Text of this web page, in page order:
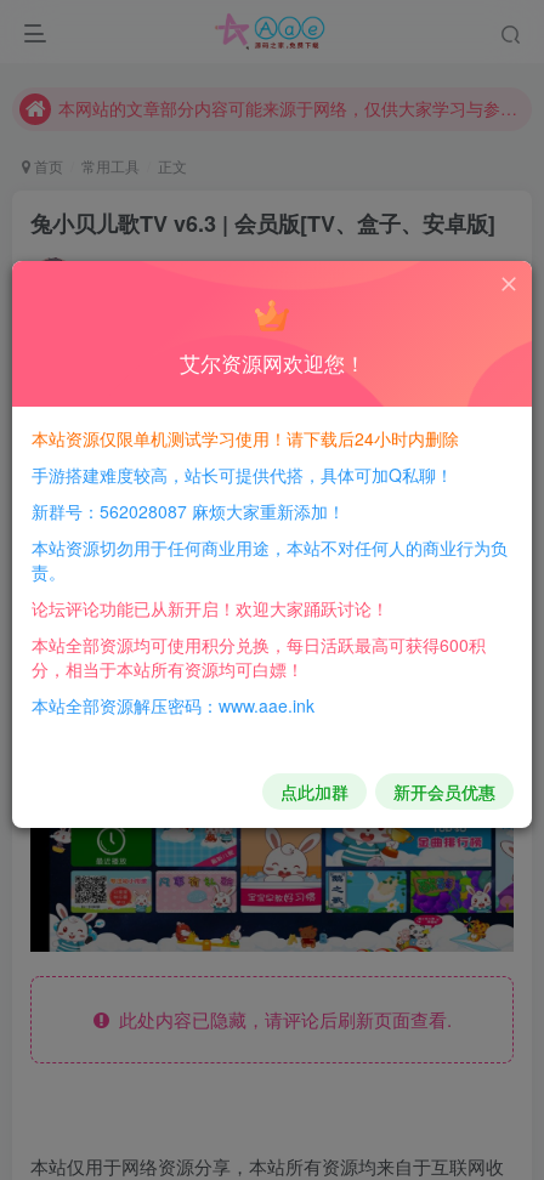
现在赞助会员享受专属折扣，详情点击此条公告。
本网站的文章部分内容可能来源于网络，仅供大家学习与参考，如有侵权，请联系站长QQ466107887进行删除处理。
首页 常用工具 正文
兔小贝儿歌TV v6.3 | 会员版[TV、盒子、安卓版]
关注
每日活跃最高可获得600积分！所有资源可以使用
积分免费兑换！
兔小贝儿歌TV(包名：com.yxeee.tuxiaobei.tv)是一款教
育类的盒子软件，具备全国著名原画设计师、以可爱小兔子
为形象，将海量儿歌、故事、古诗融入于生动有趣的原创动
画中，并同时置入有一定的启蒙益智场景的最贴心符的儿童
早教视频动画软件，是千万家长使用后一致推崇的儿童教育
神器—兔小贝儿歌。
软件已解除会员，需扫码登陆。
此处内容已隐藏，请评论后刷新页面查看.
本站仅用于网络资源分享，本站所有资源均来自于互联网收
艾尔资源网欢迎您！
本站资源仅限单机测试学习使用！请下载后24小时内删除
手游搭建难度较高，站长可提供代搭，具体可加Q私聊！
新群号：562028087 麻烦大家重新添加！
本站资源切勿用于任何商业用途，本站不对任何人的商业行为负
责。
论坛评论功能已从新开启！欢迎大家踊跃讨论！
本站全部资源均可使用积分兑换，每日活跃最高可获得600积
分，相当于本站所有资源均可白嫖！
本站全部资源解压密码：www.aae.ink
点此加群 新开会员优惠